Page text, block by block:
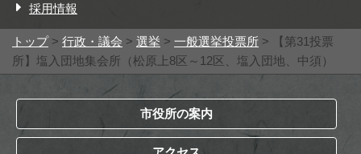
採用情報
トップ> 行政・議会 > 選挙 > 一般選挙投票所 > 【第31投票
所】塩入団地集会所（松原上8区～12区、塩入団地、中須）
市役所の案内